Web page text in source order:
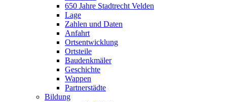
650 Jahre Stadtrecht Velden
Lage
Zahlen und Daten
Anfahrt
Ortsentwicklung
Ortsteile
Baudenkmäler
Geschichte
Wappen
Partnerstädte
Bildung